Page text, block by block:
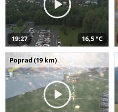
19:27 16,5 °C
Poprad (19 km)